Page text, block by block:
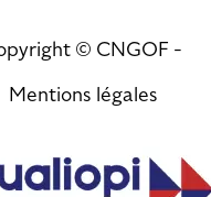
© CNGOF -
Mentions légales